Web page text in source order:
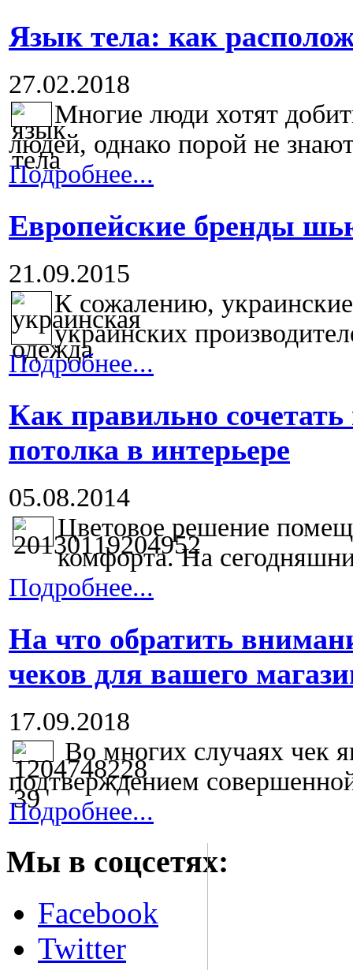
Язык тела: как
27.02.2018
Многие люди хотят
людей, однако порой не
Подробнее...
Европейские бренды
21.09.2015
К сожалению,
украинских
Подробнее...
Как правильно
потолка в интерьере
05.08.2014
Цветовое решение
комфорта. На
Подробнее...
На что обратить
чеков для вашего
17.09.2018
Во многих случаях чек
подтверждением
Подробнее...
Мы в соцсетях:
Facebook
Twitter